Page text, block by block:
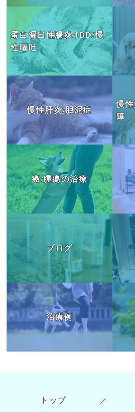
蛋白漏出性腸炎/IBD/慢
性嘔吐
慢性肝炎/胆泥症
慢
障
癌/腫瘍の治療
ブログ
治療例
トップ